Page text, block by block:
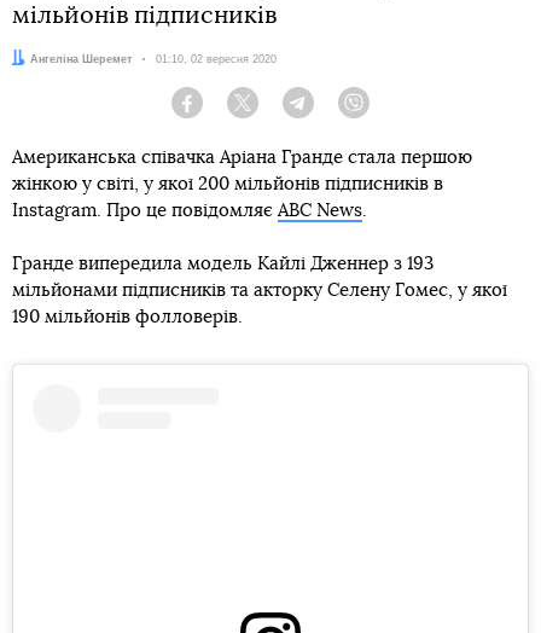
мільйонів підписників
Автор:
Ангеліна Шеремет Дата:
01:10, 02 вересня 2020
Facebook Twitter Telegram
Американська співачка Аріана Гранде стала першою
жінкою у світі, у якої 200 мільйонів підписників в
Instagram. Про це повідомляєABC News.
Гранде випередила модель Кайлі Дженнер з 193
мільйонами підписників та акторку Селену Гомес, у якої
190 мільйонів фолловерів.